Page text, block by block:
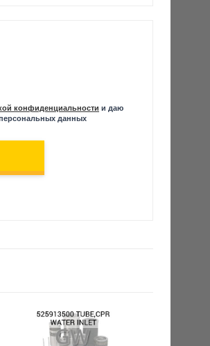
конфиденциальности и даю
данных